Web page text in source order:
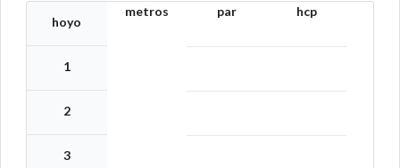
hoyo
1
2
3
metros par hcp